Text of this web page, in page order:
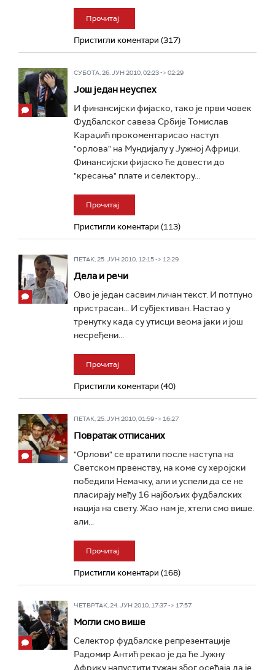
Прочитај
Пристигли коментари (317)
СУБОТА, 26. ЈУН 2010, 02:23 -> 02:29
Још један неуспех
И финансијски фијаско, тако је први човек
Фудбалског савеза Србије Томислав
Караџић прокоментарисао наступ
"орлова" на Мундијалу у Јужној Африци.
Финансијски фијаско ће довести до
"кресања" плате и селектору...
Прочитај
Пристигли коментари (113)
ПЕТАК, 25. ЈУН 2010, 12:15 -> 12:29
Дела и речи
Ово је један сасвим личан текст. И потпуно
пристрасан... И субјективан. Настао у
тренутку када су утисци веома јаки и још
несређени...
Прочитај
Пристигли коментари (40)
ПЕТАК, 25. ЈУН 2010, 01:59 -> 16:27
Повратак отписаних
"Орлови" се вратили после наступа на
Светском првенству, на коме су херојски
победили Немачку, али и успели да се не
пласирају међу 16 најбољих фудбалских
нација на свету. Жао нам је, хтели смо више.
али...
Прочитај
Пристигли коментари (168)
ЧЕТВРТАК, 24. ЈУН 2010, 17:37 -> 17:57
Могли смо више
Селектор фудбалске репрезентације
Радомир Антић рекао је да ће Јужну
Африку напустити тужан због осећаја да је